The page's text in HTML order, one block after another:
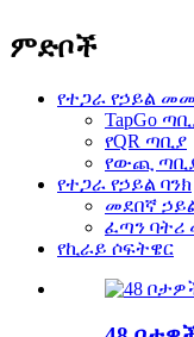
ምድቦች
የተጋራ የኃይል
TapGo
የQR ጣቢያ
የውጪ
የተጋራ የኃይል ባንክ
መደበኛ
ፈጣን
የኪራይ ሶፍትዌር